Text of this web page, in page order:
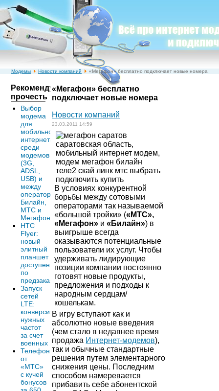
Модемы Новости компаний «Мегафон» бесплатно подключает новые номера
Рекомендуем
прочесть
Выбор
модема
для
мобильного
интернета:
среди
модемов
(3G,
ADSL,
USB) и
между
операторами
Билайн,
МТС и
Мегафон
HTC
Flyer:
новый
элитный
планшет
доступен
по
предзаказу
Запуск
сетей
LTE:
конверсия
нужных
частот
за счет
военных
Телефон
от
«МТС»
с кучей
бонусов
«Мегафон» бесплатно
подключает новые номера
Новости компаний
23.03.2011 14:59
В условиях конкурентной
борьбы между сотовыми
операторами так называемой
«большой тройки» («МТС»,
«Мегафон» и«Билайн») в
выигрыше всегда
оказываются потенциальные
пользователи их услуг. Чтобы
удерживать лидирующие
позиции компании постоянно
готовят новые продукты,
предложения и подходы к
народным сердцам/
кошелькам.
В игру вступают как и
абсолютно новые введения
(чем стало в недавнее время
продажа Интернет-модемов),
так и обычные стандартные
решения путем элементарного
снижения цены. Последним
способом намеревается
прибавить себе абонентской